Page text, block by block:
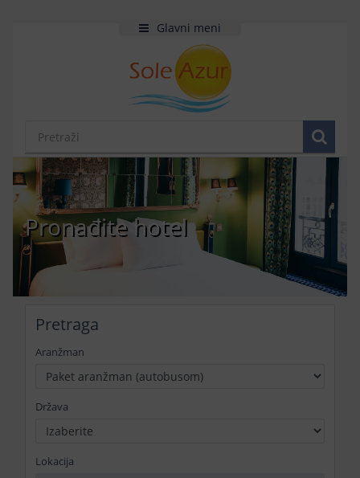
Glavni meni
Pronađite hotel
Pretraga
Aranžman
Država
Lokacija